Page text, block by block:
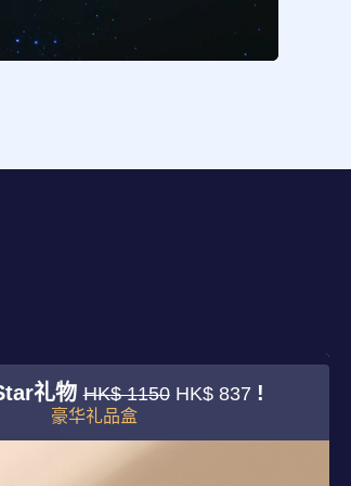
礼物HK$ 1150 HK$ 837 !
豪华礼品盒